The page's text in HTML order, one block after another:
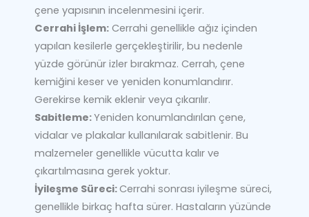
çene yapısının incelenmesini içerir.
Cerrahi İşlem: Cerrahi genellikle ağız içinden
yapılan kesilerle gerçekleştirilir, bu nedenle
yüzde görünür izler bırakmaz. Cerrah, çene
kemiğini keser ve yeniden konumlandırır.
Gerekirse kemik eklenir veya çıkarılır.
Sabitleme:Yeniden konumlandırılan çene,
vidalar ve plakalar kullanılarak sabitlenir. Bu
malzemeler genellikle vücutta kalır ve
çıkartılmasına gerek yoktur.
İyileşme Süreci:Cerrahi sonrası iyileşme süreci,
genellikle birkaç hafta sürer. Hastaların yüzünde